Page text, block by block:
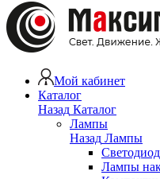
Мой кабинет
Каталог
Назад Каталог
Лампы
Назад Лампы
Лампы